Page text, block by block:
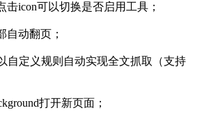
击icon可以切换是否启用工具；
自动翻页；
自定义规则自动实现全文抓取（支持
打开新页面；